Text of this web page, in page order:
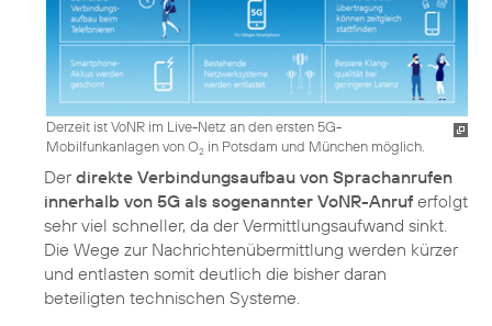
Derzeit ist VoNR im Live-Netz an den ersten 5G-
Mobilfunkanlagen von O2 in Potsdam und München möglich.
Derdirekte Verbindungsaufbau von Sprachanrufen
innerhalb von 5G als sogenannter VoNR-Anruf erfolgt
sehr viel schneller, da der Vermittlungsaufwand sinkt.
Die Wege zur Nachrichtenübermittlung werden kürzer
und entlasten somit deutlich die bisher daran
beteiligten technischen Systeme.